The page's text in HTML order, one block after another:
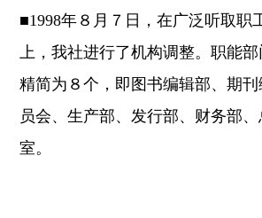
■1998年８月７日，在广泛听取职
上，我社进行了机构调整。职能
精简为８个，即图书编辑部、期
员会、生产部、发行部、财务部
室。